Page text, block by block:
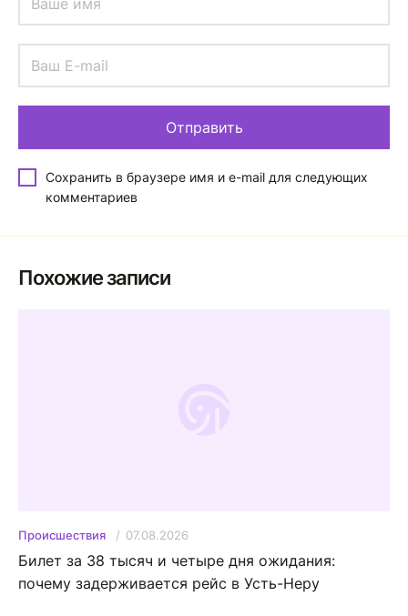
Сохранить в браузере имя и e-mail для следующих
комментариев
Похожие записи
Происшествия 07.08.2026
Билет за 38 тысяч и четыре дня ожидания:
почему задерживается рейс в Усть-Неру